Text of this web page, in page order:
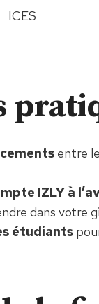
ICES
entre
IZLY à
dans votre
étudiants